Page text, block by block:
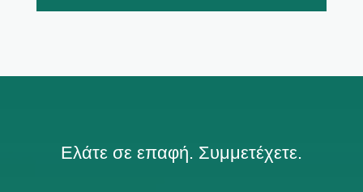
Ελάτε σε επαφή. Συμμετέχετε.